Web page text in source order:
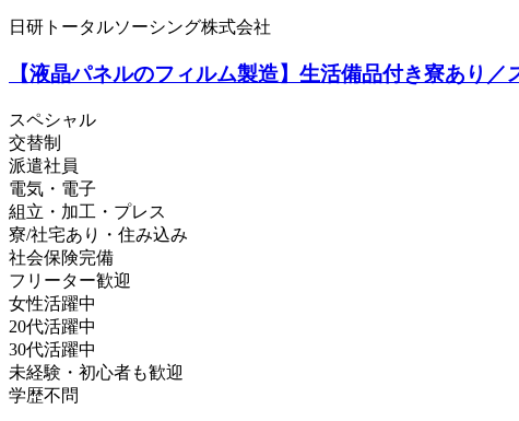
日研トータルソーシング株式会社
【液晶パネルのフィルム製造】生活備品付き寮あり
スペシャル
交替制
派遣社員
電気・電子
組立・加工・プレス
寮/社宅あり・住み込み
社会保険完備
フリーター歓迎
女性活躍中
20代活躍中
30代活躍中
未経験・初心者も歓迎
学歴不問